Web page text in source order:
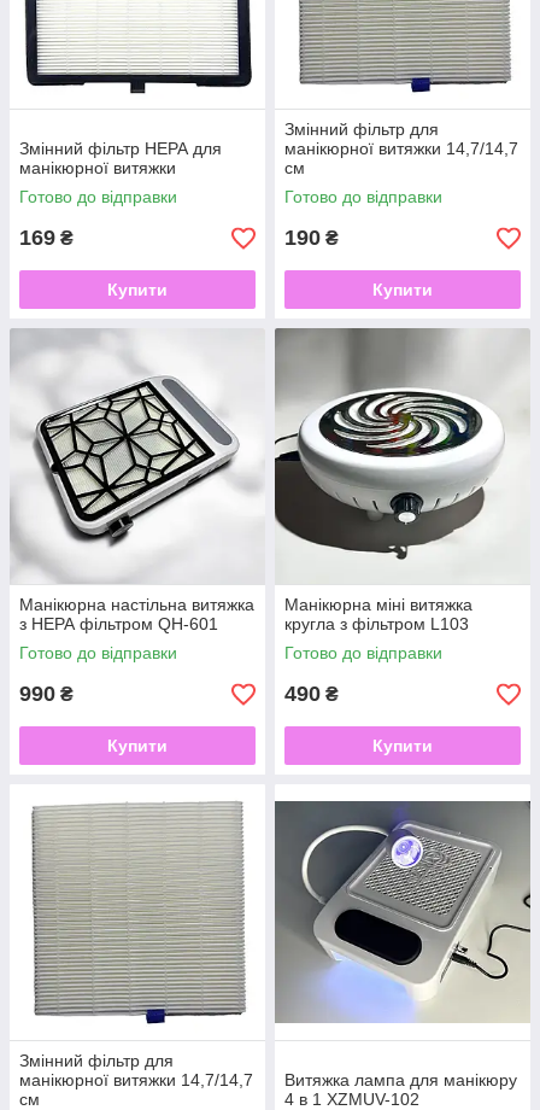
Змінний фільтр НЕРА для
манікюрної витяжки
Готово до відправки
169 ₴
Купити
Змінний фільтр для
манікюрної витяжки 14,7/14,7
см
Готово до відправки
190 ₴
Купити
Манікюрна настільна витяжка
з НЕРА фільтром QH-601
Готово до відправки
990 ₴
Купити
Манікюрна міні витяжка
кругла з фільтром L103
Готово до відправки
490 ₴
Купити
Змінний фільтр для
манікюрної витяжки 14,7/14,7
см
Витяжка лампа для манікюру
4 в 1 XZMUV-102